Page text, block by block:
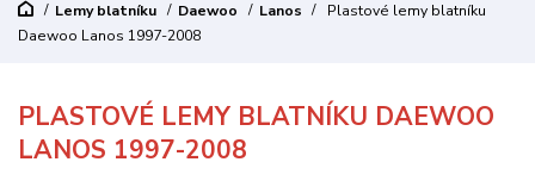
Lemy blatníku Daewoo Lanos
Plastové lemy blatníku
Daewoo Lanos 1997-2008
PLASTOVÉ LEMY BLATNÍKU DAEWOO
LANOS 1997-2008